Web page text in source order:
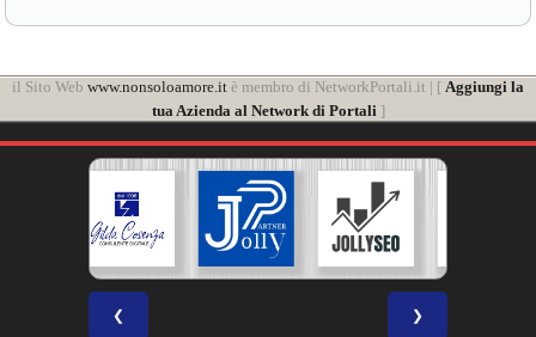
il Sito Web www.nonsoloamore.it è membro di NetworkPortali.it | [ Aggiungi la
tua Azienda al Network di Portali ]
❮ ❯